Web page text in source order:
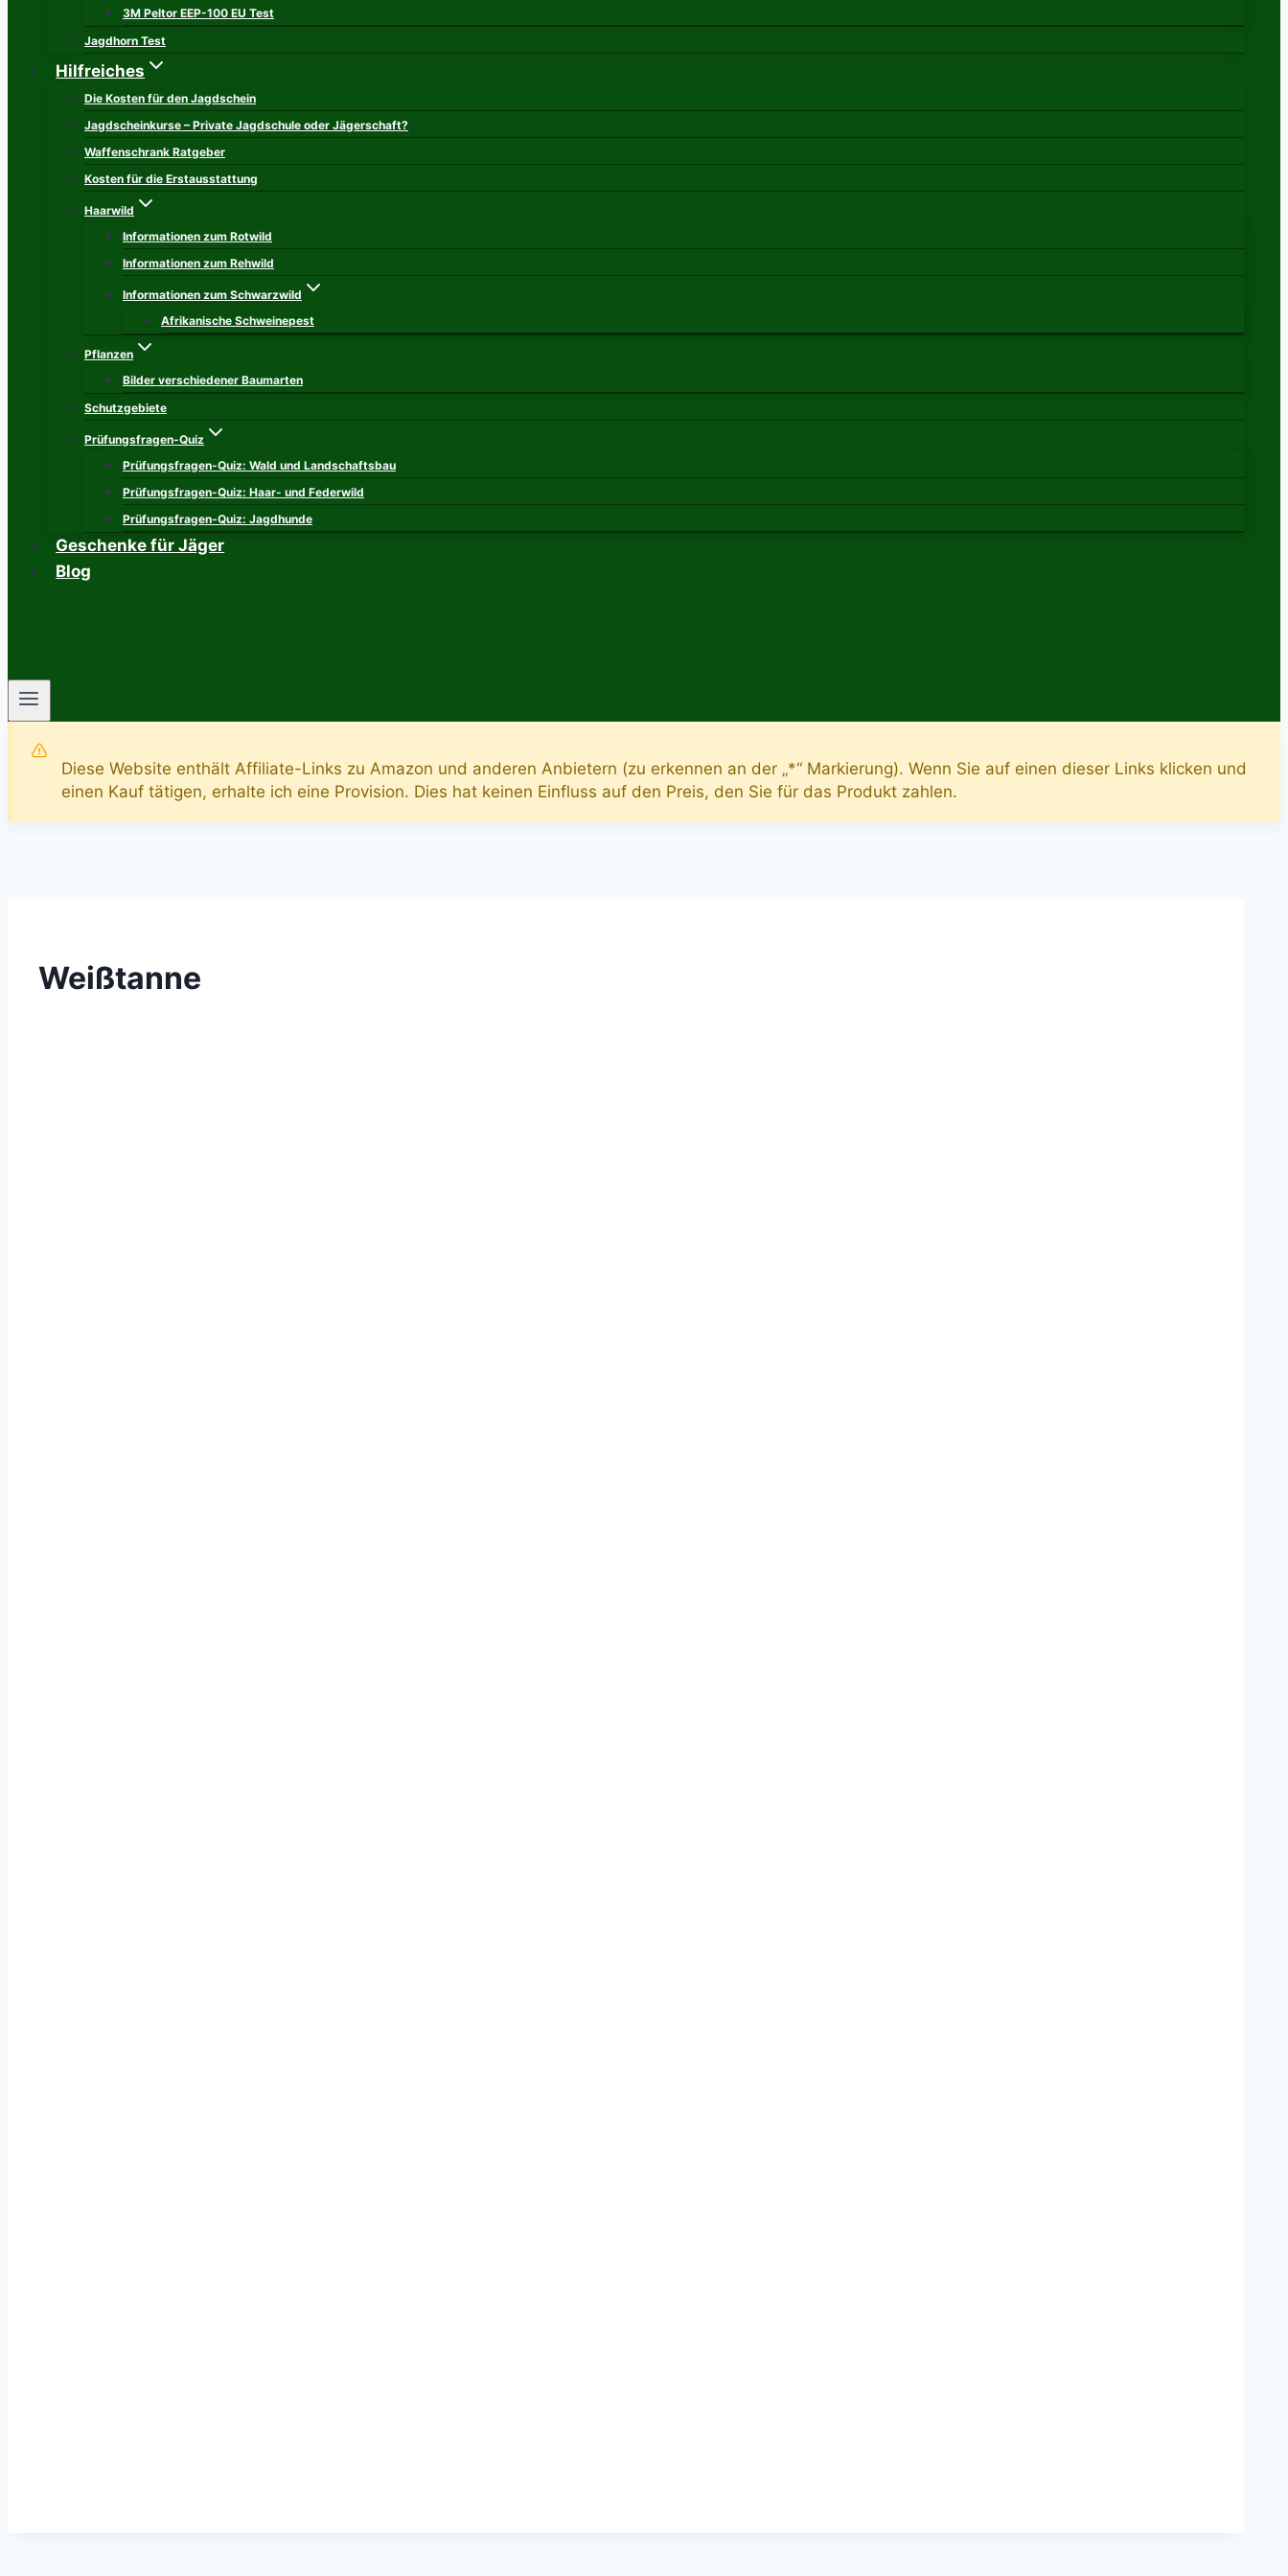
3M Peltor EEP-100 EU Test
Jagdhorn Test
Hilfreiches
Die Kosten für den Jagdschein
Jagdscheinkurse – Private Jagdschule oder Jägerschaft?
Waffenschrank Ratgeber
Kosten für die Erstausstattung
Haarwild
Informationen zum Rotwild
Informationen zum Rehwild
Informationen zum Schwarzwild
Afrikanische Schweinepest
Pflanzen
Bilder verschiedener Baumarten
Schutzgebiete
Prüfungsfragen-Quiz
Prüfungsfragen-Quiz: Wald und Landschaftsbau
Prüfungsfragen-Quiz: Haar- und Federwild
Prüfungsfragen-Quiz: Jagdhunde
Geschenke für Jäger
Blog
Diese Website enthält Affiliate-Links zu Amazon und anderen Anbietern (zu erkennen an der „*“ Markierung). Wenn Sie auf einen dieser Links klicken und
einen Kauf tätigen, erhalte ich eine Provision. Dies hat keinen Einfluss auf den Preis, den Sie für das Produkt zahlen.
Weißtanne